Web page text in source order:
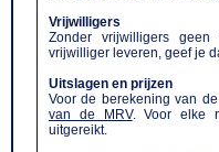
Vrijwilligers
Zonder vrijwilligers
vrijwilliger leveren, geef je
Uitslagen en prijzen
Voor de berekening van
van de MRV. Voor elke
uitgereikt.